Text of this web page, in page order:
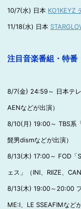
10/7(水) 日本 KO1KEYZ
11/18(水) 日本
注目音楽番組・特番
8/7(金) 24:59～ 日本テレ
AENなどが出演）
8/10(月) 19:00～ TBS系
髭男dismなどが出演）
8/13(木) 17:00～ FOD「
ェス」（INI、RIIZE、
8/13(木) 19:00～20:00 フ
ME:I、LE SSEAFIMなど